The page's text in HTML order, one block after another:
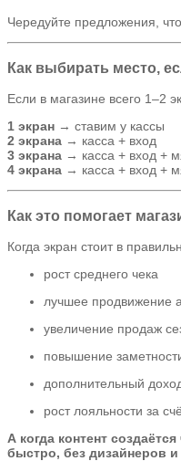
Чередуйте предложения,
Как выбирать место,
Если в магазине всего 1–2
1 экран → ставим у кассы
2 экрана → касса + вход
3 экрана → касса + вход +
4 экрана → касса + вход +
Как это помогает
Когда экран стоит в
рост среднего чека
лучшее продвижение
увеличение продаж
повышение
дополнительный
рост лояльности за
А когда контент создаётся
быстро, без дизайнеров и